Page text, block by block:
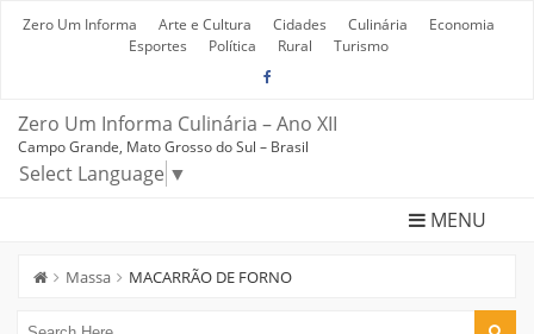
Zero Um Informa Arte e Cultura Cidades Culinária
Economia
Esportes
Política Rural Turismo
Zero Um Informa Culinária – Ano XII
Campo Grande, Mato Grosso do Sul – Brasil
Select Language ▼
MENU
Massa MACARRÃO DE FORNO